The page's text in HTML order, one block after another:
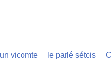
un vicomte le parlé sétois